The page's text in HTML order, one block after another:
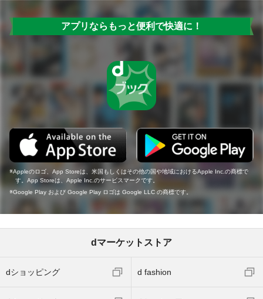
アプリならもっと便利で快適に！
Appleのロゴ、App Storeは、米国もしくはその他の国や地域におけるApple Inc.の商標で
す。App Storeは、Apple Inc.のサービスマークです。
Google Play および Google Play ロゴは Google LLC の商標です。
dマーケットストア
dショッピング d fashion